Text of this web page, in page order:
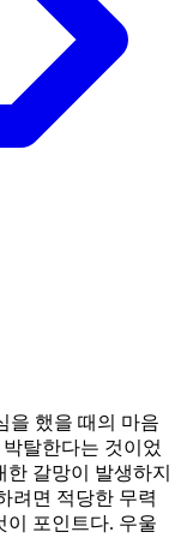
을 했을 때의 마음
탈한다는 것이었
갈망이 발생하지
려면 적당한 무력
이 포인트다. 우울